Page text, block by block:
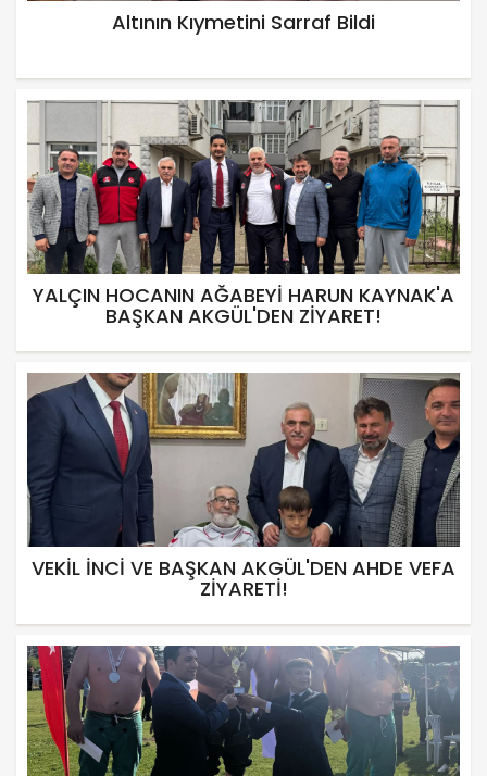
Altının Kıymetini Sarraf Bildi
YALÇIN HOCANIN AĞABEYİ HARUN KAYNAK'A
BAŞKAN AKGÜL'DEN ZİYARET!
VEKİL İNCİ VE BAŞKAN AKGÜL'DEN AHDE VEFA
ZİYARETİ!